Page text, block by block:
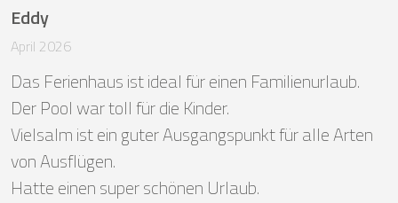
Eddy
April 2026
Das Ferienhaus ist ideal für einen Familienurlaub.
Der Pool war toll für die Kinder.
Vielsalm ist ein guter Ausgangspunkt für alle Arten
von Ausflügen.
Hatte einen super schönen Urlaub.